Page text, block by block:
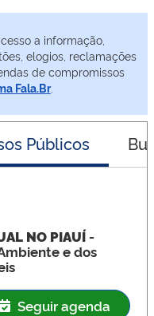
a informação,
elogios, reclamações
de compromissos
Fala.Br.
Públicos
NO PIAUÍ-
e dos
Seguir agenda